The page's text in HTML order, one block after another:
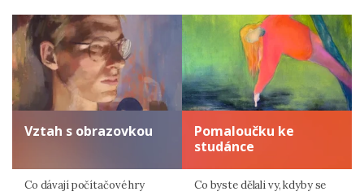
Vztah s obrazovkou
Co dávají počítačové hry
Pomaloučku ke
studánce
Co byste dělali vy, kdyby se